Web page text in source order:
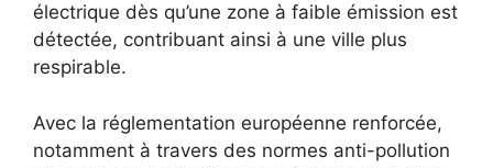
électrique dès qu’une zone à faible émission est
détectée, contribuant ainsi à une ville plus
respirable.
Avec la réglementation européenne renforcée,
notamment à travers des normes anti-pollution